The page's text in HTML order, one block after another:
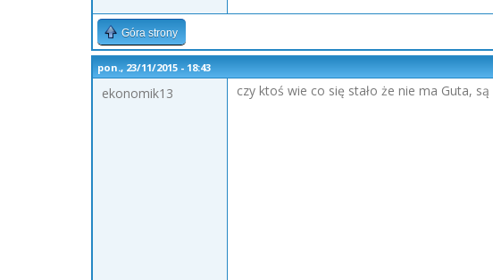
Góra strony
pon., 23/11/2015 - 18:43
ekonomik13
czy ktoś wie co się stało że nie ma Guta,